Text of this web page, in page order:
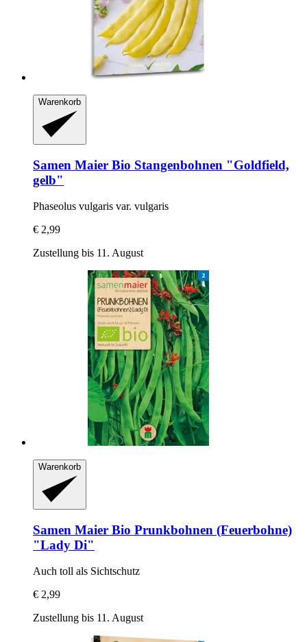
Warenkorb
Samen Maier Bio Stangenbohnen "Goldfield,
gelb"
Phaseolus vulgaris var. vulgaris
€ 2,99
Zustellung bis 11. August
Warenkorb
Samen Maier Bio Prunkbohnen (Feuerbohne)
"Lady Di"
Auch toll als Sichtschutz
€ 2,99
Zustellung bis 11. August